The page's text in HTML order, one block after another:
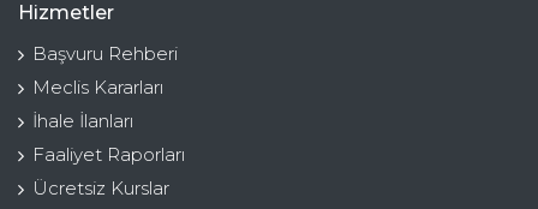
Hizmetler
Başvuru Rehberi
Meclis Kararları
İhale İlanları
Faaliyet Raporları
Ücretsiz Kurslar